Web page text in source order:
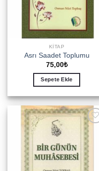
KITAP
Asrı Saadet Toplumu
75,00₺
Sepete Ekle
Add to
wishlist